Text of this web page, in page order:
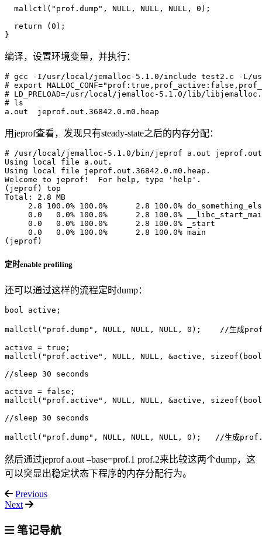
  mallctl("prof.dump", NULL, NULL, NULL, 0);
  return (0);
编译，设置环境变量，并执行：
# gcc -I/usr/local/jemalloc-5.1.0/include test2.c -L/
# export
# LD_PRELOAD=/usr/local/jemalloc-5.1.0/lib/
# ls
用jeprof查看，发现只有steady-state之后的内存分配：
# /usr/local/jemalloc-5.1.0/bin/jeprof a.out
Using local file a.out.
Using local file jeprof.out.36842.0.m0.heap.
Welcome to jeprof!  For help, type 'help'.
(jeprof) top
Total: 2.8 MB
2.8 100.0% 100.0%      2.8 100.0%
0.0   0.0% 100.0%      2.8 100.0%
     0.0   0.0% 100.0%      2.8 100.0% _start
     0.0   0.0% 100.0%      2.8 100.0% main
定时enable profiling
还可以通过这样的流程定时dump：
bool active;
mallctl("prof.dump", NULL, NULL, NULL, 0);    //生成
active = true;
mallctl("prof.active", NULL, NULL, &active,
//sleep 30 seconds
active = false;
mallctl("prof.active", NULL, NULL, &active,
//sleep 30 seconds
然后通过jeprof a.out –base=prof.1 prof.2来比较这两个dump，这
可以突显出稳定状态下程序的内存分配行为。
Previous
Next
笔记导航